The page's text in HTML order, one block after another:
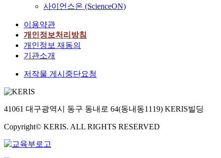
클라이언트가 다음 인
수 있도록 하여 다음
b
사이언스온 (ScienceON)
이용약관
개인정보처리방침
개인정보 재동의
기관소개
저작물 게시중단요청
41061 대구광역시 동구 동내로 64(동내동1119) KERIS빌딩
Copyright© KERIS. ALL RIGHTS RESERVED